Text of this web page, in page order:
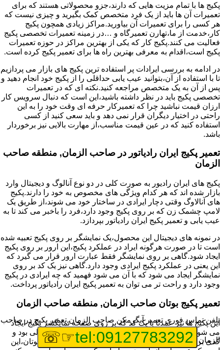
پکیج ها با تمام مزیت هایی که دارند،جزو محصولاتی هستند که برای
تعمیرات آن ها باید از یک فرد متخصص کمک بگیرید و چیزی نیست که
هر کسی را برای تعمیرات آن بیاورید.مراکز زیادی همچون پکیج
کار،خدمت از ما،تهارن تعمیرگاه و …در زمینه تعمیرات تخصصی پکیج
فعالیت می کنند.پکیج کار که یکی از بهترین مراکز در حوزه تعمیرات
پکیج است،اقدام به معرفی بهترین راه ها برای تعمیر پکیج کرده است.
در ادامه به بررسی ایرادات پر استفاده ترین پکیج های بازار می پردازیم
تا با استفاده از آن،بتوانید عیب یابی حداقلی را از پکیج خود انجام دهید و
پس از آن به یک متخصص مراجعه کنید.نکته ای که در تعمیرات
تخصصی پکیج باید در نظر داشته باشید،این است که دنبال سرویس کار
ارزان قیمت نباشید چرا که تعمیرکار حرفه ای وقت خود را به این
راحتی در اختیار دیگران قرار نمی دهد و باید سعی کنید از کسی
استفاده کنید که در عین قیمت مناسب،از مهارت بالایی نیز برخوردار
باشد.
تعمیر پکیج ایران رادیاتور در صاحب الزمان, منطقه صاحب
الزمان
پکیج های ایران رادیور به صورت کلی در دو نوع آنالوگ و دیجیتال وارد
بازار شده اند که هر کدام ویژگی های مخصوص به خود را دارند.پکیج
های آنالاوگ وقتی دچار ایرادی در ساختار خود می شوند،از طریق یک
لامپ چشمک زن که بر روی پکیج وجود دارد،فرد را باخبر می کند تا به
عیب یابی و تعمیر پکیج ایران رادیاتور بپردازد.
در نمونه های دیجیتال این محصول،یک نمایشگر بر روی پکیج تعبیه شده
است تا در صورت هرگونه ایراد در عملکرد پکیج،این ارور بر روی پکیج
ایجاد شود.گاهی بر روی نمایشگر فقط عبارت ارور قرار می گیرد که
این یعنی در عملکرد پکیج ایرادی وجود دارد.گاهی نیز یک کد بر روی
نمایشگر ایجاد می شود که با آن می شود فهمید که چه ایرادی در پکیج
وجود دارد و راحت تر می توان به تعمیر پکیج ایران رادیاتور پرداخت.
تعمیر پکیج بوتان صاحب الزمان, منطقه صاحب الزمان
این پکیج ها نیز عمدتا با یک کد که بر روی صفحه نمایگشر پکیج ایجاد
می شود،قابل شناسایی هستند و اگر پکیج شما دارای مشکلی بود و
کدی برای شما نمایش داده شد،اولین کار برای تعمیر پکیج بوتان،این
تلفن تماس فوری تعمیر آبگرمکن صاحب الزمان,تعمیر پکیج در صاحب
الزمان tel:09127783292
☞☏